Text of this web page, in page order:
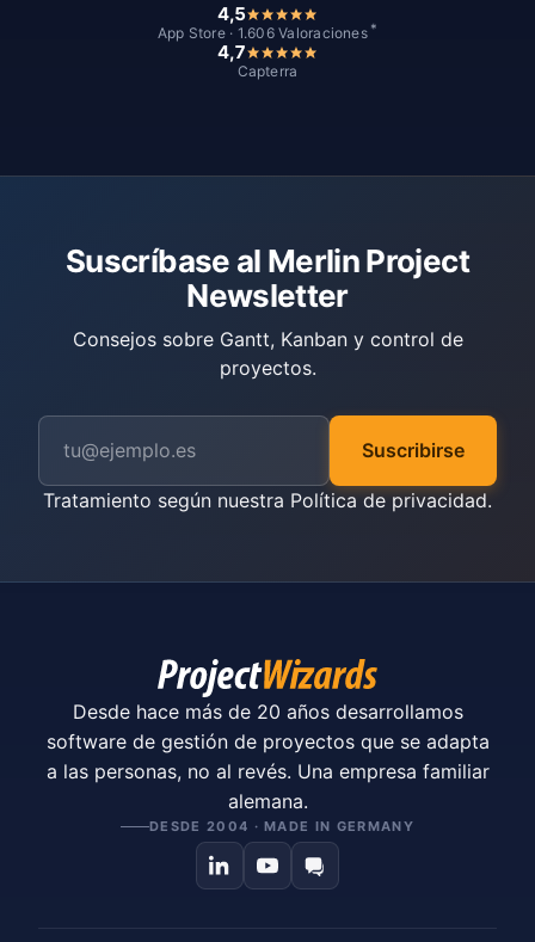
4,5
App Store · 1.606 Valoraciones *
4,7
Capterra
Suscríbase al Merlin Project
Newsletter
Consejos sobre Gantt, Kanban y control de
proyectos.
Suscribirse
Tratamiento según nuestra Política de privacidad.
Desde hace más de 20 años desarrollamos
software de gestión de proyectos que se adapta
a las personas, no al revés. Una empresa familiar
alemana.
DESDE 2004 · MADE IN GERMANY